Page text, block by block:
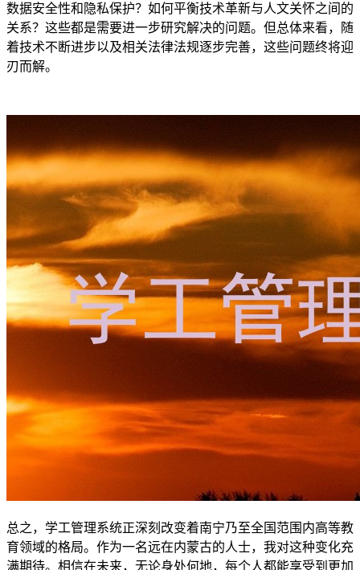
数据安全性和隐私保护？如何平衡技术革新与人文关怀之间的
关系？这些都是需要进一步研究解决的问题。但总体来看，随
着技术不断进步以及相关法律法规逐步完善，这些问题终将迎
刃而解。
总之，学工管理系统正深刻改变着南宁乃至全国范围内高等教
育领域的格局。作为一名远在内蒙古的人士，我对这种变化充
满期待。相信在未来，无论身处何地，每个人都能享受到更加